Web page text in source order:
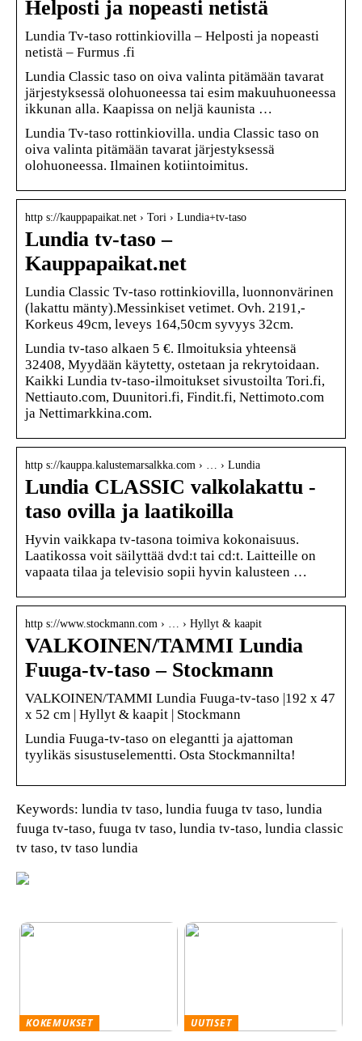
Helposti ja nopeasti netistä
Lundia Tv-taso rottinkiovilla – Helposti ja nopeasti
netistä – Furmus .fi
Lundia Classic taso on oiva valinta pitämään tavarat
järjestyksessä olohuoneessa tai esim makuuhuoneessa
ikkunan alla. Kaapissa on neljä kaunista …
Lundia Tv-taso rottinkiovilla. undia Classic taso on
oiva valinta pitämään tavarat järjestyksessä
olohuoneessa. Ilmainen kotiintoimitus.
http s://kauppapaikat.net › Tori › Lundia+tv-taso
Lundia tv-taso –
Kauppapaikat.net
Lundia Classic Tv-taso rottinkiovilla, luonnonvärinen
(lakattu mänty).Messinkiset vetimet. Ovh. 2191,-
Korkeus 49cm, leveys 164,50cm syvyys 32cm.
Lundia tv-taso alkaen 5 €. Ilmoituksia yhteensä
32408, Myydään käytetty, ostetaan ja rekrytoidaan.
Kaikki Lundia tv-taso-ilmoitukset sivustoilta Tori.fi,
Nettiauto.com, Duunitori.fi, Findit.fi, Nettimoto.com
ja Nettimarkkina.com.
http s://kauppa.kalustemarsalkka.com › … › Lundia
Lundia CLASSIC valkolakattu -
taso ovilla ja laatikoilla
Hyvin vaikkapa tv-tasona toimiva kokonaisuus.
Laatikossa voit säilyttää dvd:t tai cd:t. Laitteille on
vapaata tilaa ja televisio sopii hyvin kalusteen …
http s://www.stockmann.com › … › Hyllyt & kaapit
VALKOINEN/TAMMI Lundia
Fuuga-tv-taso – Stockmann
VALKOINEN/TAMMI Lundia Fuuga-tv-taso |192 x 47
x 52 cm | Hyllyt & kaapit | Stockmann
Lundia Fuuga-tv-taso on elegantti ja ajattoman
tyylikäs sisustuselementti. Osta Stockmannilta!
Keywords: lundia tv taso, lundia fuuga tv taso, lundia
fuuga tv-taso, fuuga tv taso, lundia tv-taso, lundia classic
tv taso, tv taso lundia
KOKEMUKSET
UUTISET